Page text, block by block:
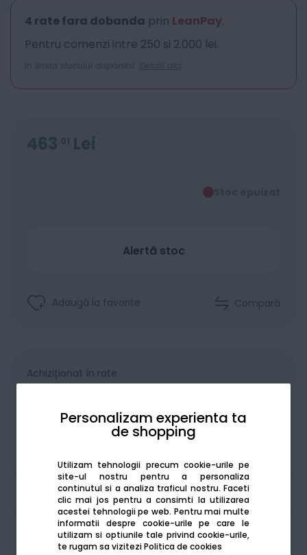
Personalizam experienta ta
de shopping
Utilizam tehnologii precum cookie-urile pe
site-ul nostru pentru a personaliza
continutul si a analiza traficul nostru. Faceti
clic mai jos pentru a consimti la utilizarea
acestei tehnologii pe web. Pentru mai multe
informatii despre cookie-urile pe care le
utilizam si optiunile tale privind cookie-urile,
te rugam sa viziteziPolitica de cookies
4 rate fara dobanda prin LeanPay.
Pentru comenzi intre 250 si 2.000 lei.
In limita stocului disponibil. Detalii aici
463 01 Lei
Alertă stoc
Adaugă la favorite Compară
Achiziționat în rate
De la: 196.74 Lei / lună
Produsele sunt disponibile pe platforma de
achizitii publiceSEAP/SICAP